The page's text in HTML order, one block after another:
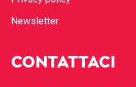
Newsletter